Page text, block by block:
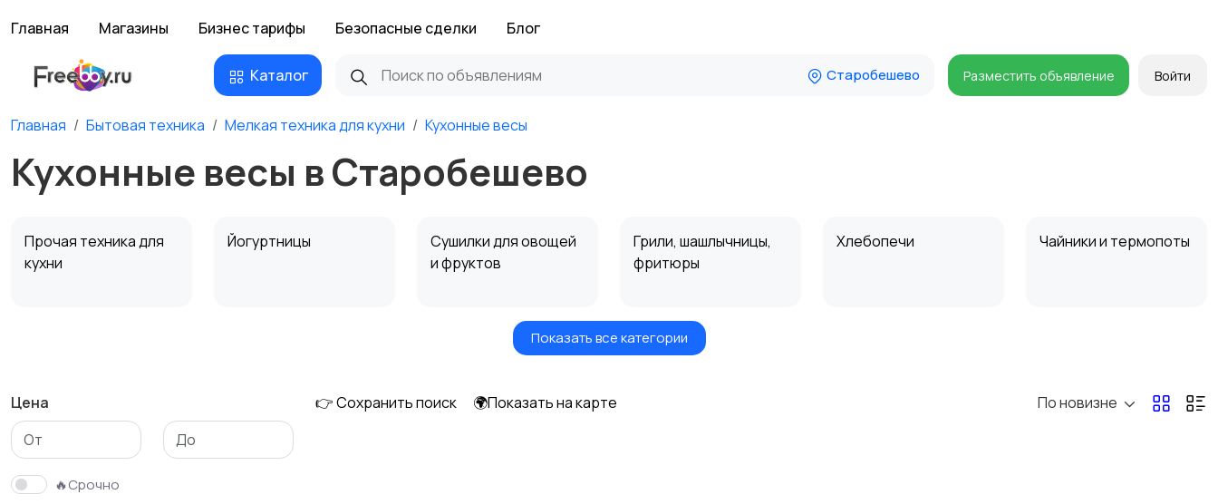
Главная Магазины Бизнес тарифы Безопасные сделки Блог
Каталог Старобешево Разместить объявление Войти
Главная Бытовая техника Мелкая техника для кухни Кухонные весы
Кухонные весы в Старобешево
Прочая техника для
кухни
Йогуртницы
Сушилки для овощей
и фруктов
Грили, шашлычницы,
фритюры
Хлебопечи Чайники и термопоты
Мультиварки и
Кухонные весы
Бутербродницы,
сэндвичницы,
тостеры
Кухонные комбайны,
Показать все категории
Цена
🔥Срочно
👉 Сохранить поиск 🌍Показать на карте По новизне